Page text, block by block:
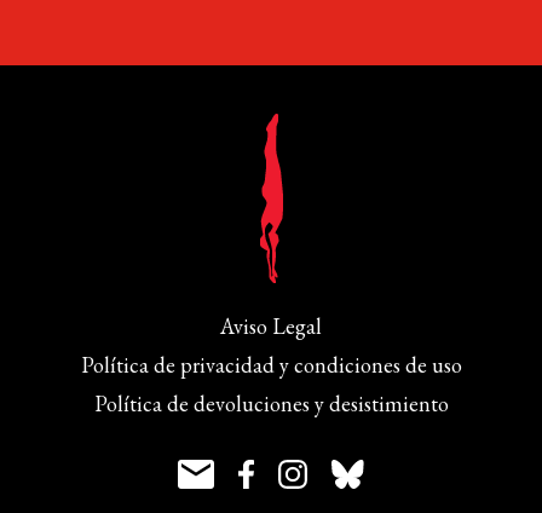
Aviso Legal
Política de privacidad y condiciones de uso
Política de devoluciones y desistimiento